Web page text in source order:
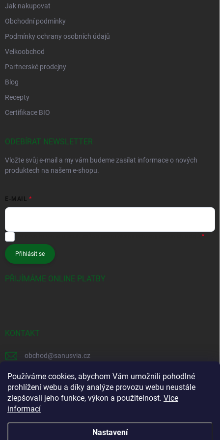
Používáme cookies, abychom Vám umožnili pohodlné
prohlížení webu a díky analýze provozu webu neustále
zlepšovali jeho funkce, výkon a použitelnost. Více
informací
Nastavení
Jak nakupovat
Obchodní podmínky
Podmínky ochrany osobních údajů
Velkoobchod
Partnerské prodejny
Blog
Recepty
Certifikace BIO
ODEBÍRAT NEWSLETTER
Vložte svůj e-mail a my vám budeme zasílat informace o nových
produktech na našem e-shopu.
E-MAIL
Přihlásit se
PŘIJÍMÁME ONLINE PLATBY
KONTAKT
obchod@sanusvia.cz
+420 604 245 725
https://www.facebook.com/sanusvia
https://www.instagram.com/sanusvia